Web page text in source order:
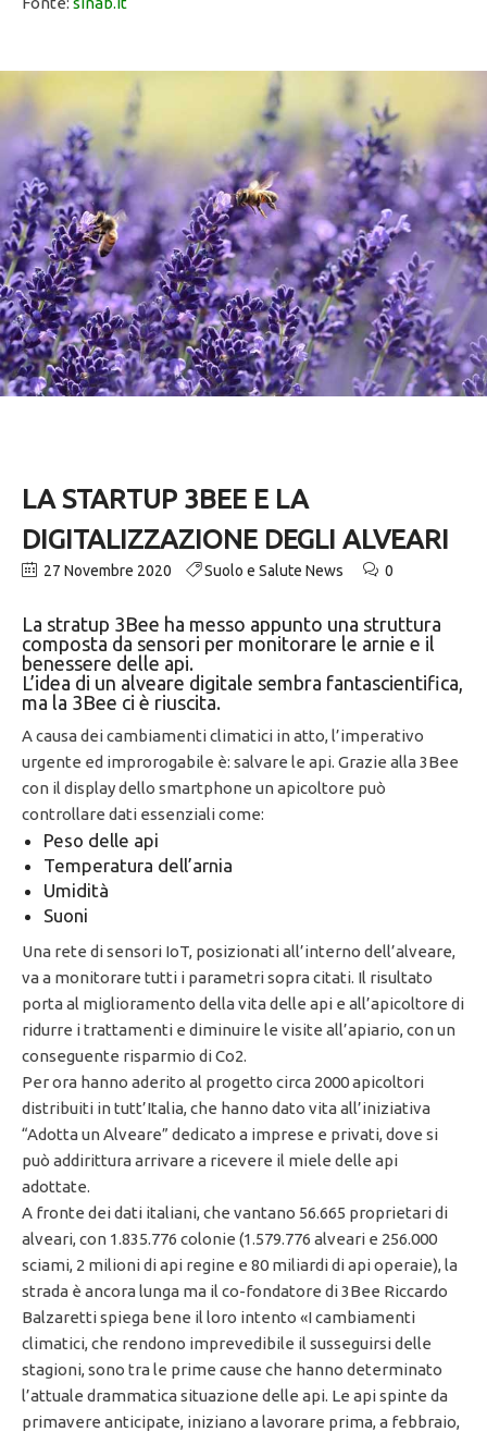
LA STARTUP 3BEE E LA
DIGITALIZZAZIONE DEGLI ALVEARI
27 Novembre 2020 Suolo e Salute News 0
La stratup 3Bee ha messo appunto una struttura
composta da sensori per monitorare le arnie e il
benessere delle api.
L’idea di un alveare digitale sembra fantascientifica,
ma la 3Bee ci è riuscita.
A causa dei cambiamenti climatici in atto, l’imperativo
urgente ed improrogabile è: salvare le api. Grazie alla 3Bee
con il display dello smartphone un apicoltore può
controllare dati essenziali come:
Peso delle api
Temperatura dell’arnia
Umidità
Suoni
Una rete di sensori IoT, posizionati all’interno dell’alveare,
va a monitorare tutti i parametri sopra citati. Il risultato
porta al miglioramento della vita delle api e all’apicoltore di
ridurre i trattamenti e diminuire le visite all’apiario, con un
conseguente risparmio di Co2.
Per ora hanno aderito al progetto circa 2000 apicoltori
distribuiti in tutt’Italia, che hanno dato vita all’iniziativa
“Adotta un Alveare” dedicato a imprese e privati, dove si
può addirittura arrivare a ricevere il miele delle api
adottate.
A fronte dei dati italiani, che vantano 56.665 proprietari di
alveari, con 1.835.776 colonie (1.579.776 alveari e 256.000
sciami, 2 milioni di api regine e 80 miliardi di api operaie), la
strada è ancora lunga ma il co-fondatore di 3Bee Riccardo
Balzaretti spiega bene il loro intento «I cambiamenti
climatici, che rendono imprevedibile il susseguirsi delle
stagioni, sono tra le prime cause che hanno determinato
l’attuale drammatica situazione delle api. Le api spinte da
primavere anticipate, iniziano a lavorare prima, a febbraio,